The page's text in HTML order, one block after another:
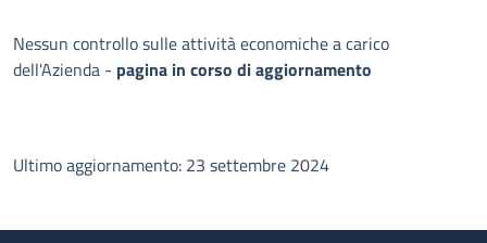
Descrizione
Nessun controllo sulle attività economiche a carico
dell'Azienda - pagina in corso di aggiornamento
Ultimo aggiornamento: 23 settembre 2024